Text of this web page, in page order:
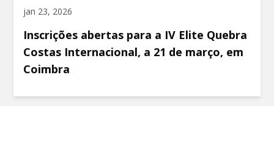
jan 23, 2026
Inscrições abertas para a IV Elite Quebra
Costas Internacional, a 21 de março, em
Coimbra